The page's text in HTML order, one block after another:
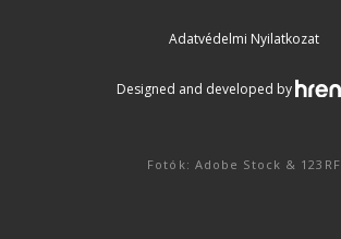
Adatvédelmi Nyilatkozat
Designed and developed by
Fotók: Adobe Stock & 123RF